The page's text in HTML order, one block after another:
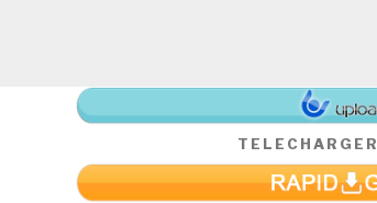
TELECHARGER